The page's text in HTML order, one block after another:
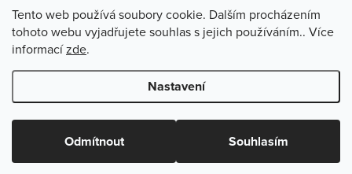
Tento web používá soubory cookie. Dalším procházením
tohoto webu vyjadřujete souhlas s jejich používáním.. Více
informacízde.
Nastavení
Odmítnout Souhlasím
Bagin.cz
Instagram
Copyright 2026Bagin.cz. Všechna práva vyhrazena.Upravit
nastavení cookies